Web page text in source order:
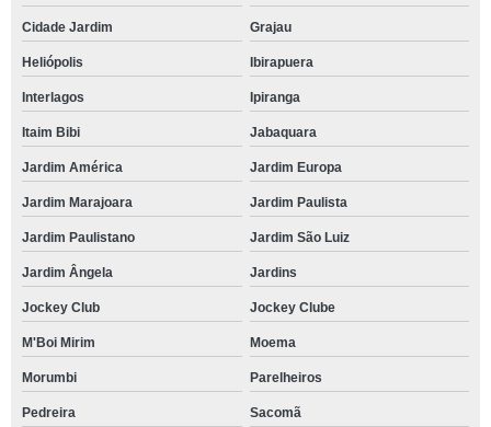
Cidade Jardim Grajau
Heliópolis Ibirapuera
Interlagos Ipiranga
Itaim Bibi Jabaquara
Jardim América Jardim Europa
Jardim Marajoara Jardim Paulista
Jardim Paulistano Jardim São Luiz
Jardim Ângela Jardins
Jockey Club Jockey Clube
M'Boi Mirim Moema
Morumbi Parelheiros
Pedreira Sacomã